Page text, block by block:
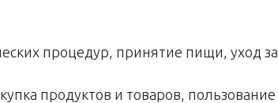
процедур, принятие пищи, уход
продуктов и товаров, пользование